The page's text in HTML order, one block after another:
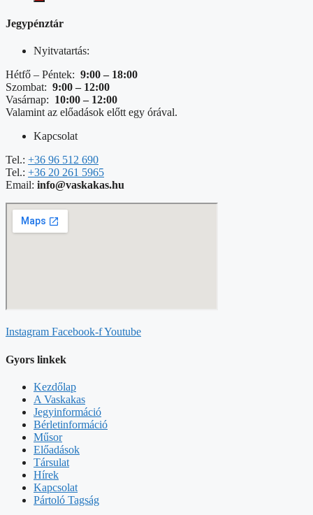
Jegypénztár
Nyitvatartás:
Hétfő – Péntek: 9:00 – 18:00
Szombat: 9:00 – 12:00
Vasárnap: 10:00 – 12:00
Valamint az előadások előtt egy órával.
Kapcsolat
Tel.: +36 96 512 690
Tel.: +36 20 261 5965
Email: info@vaskakas.hu
Instagram Facebook-fYoutube
Gyors linkek
Kezdőlap
A Vaskakas
Jegyinformáció
Bérletinformáció
Műsor
Előadások
Társulat
Hírek
Kapcsolat
Pártoló Tagság